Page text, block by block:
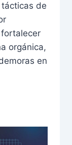
de
orgánica,
en